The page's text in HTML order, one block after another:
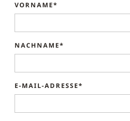
VORNAME*
NACHNAME*
E-MAIL-ADRESSE*